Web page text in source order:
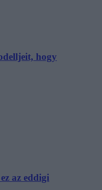
hogy
az eddigi